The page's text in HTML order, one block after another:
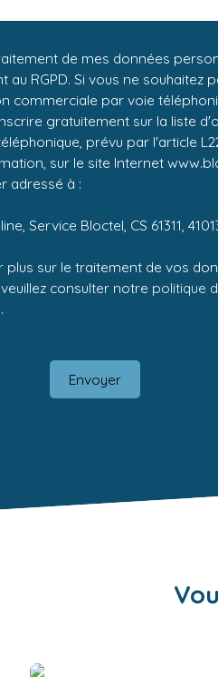
de mes données
au RGPD. Si vous ne souhaitez
commerciale par voie
gratuitement sur la liste
prévu par l'article
sur le site Internet
adressé à :
Service Bloctel, CS 61311,
plus sur le traitement de vos
consulter notre politique
.
Envoyer